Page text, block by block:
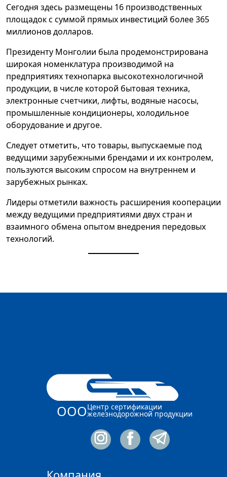
Сегодня здесь размещены 16 производственных
площадок с суммой прямых инвестиций более 365
миллионов долларов.
Президенту Монголии была продемонстрирована
широкая номенклатура производимой на
предприятиях технопарка высокотехнологичной
продукции, в числе которой бытовая техника,
электронные счетчики, лифты, водяные насосы,
промышленные кондиционеры, холодильное
оборудование и другое.
Следует отметить, что товары, выпускаемые под
ведущими зарубежными брендами и их контролем,
пользуются высоким спросом на внутреннем и
зарубежных рынках.
Лидеры отметили важность расширения кооперации
между ведущими предприятиями двух стран и
взаимного обмена опытом внедрения передовых
технологий.
ОООЦентр сертификации
железнодорожной продукции